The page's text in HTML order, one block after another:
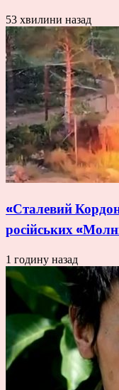
53 хвилини назад
«Сталевий
російських
1 годину назад